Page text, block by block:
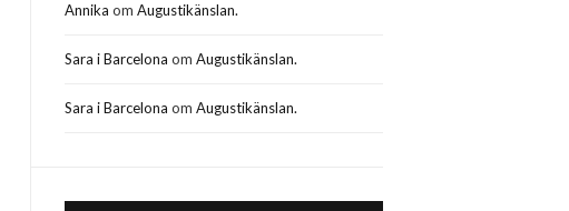
Annika omAugustikänslan.
Sara i Barcelona omAugustikänslan.
Sara i Barcelona omAugustikänslan.